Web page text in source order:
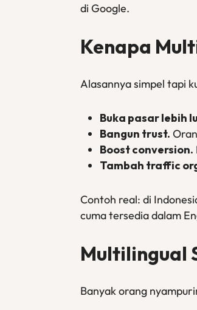
di Google.
Kenapa
Alasannya simpel tapi
Buka pasar lebih
Bangun trust.
Boost conversion.
Tambah traffic
Contoh real: di
cuma tersedia dalam
Multilingual
Banyak orang